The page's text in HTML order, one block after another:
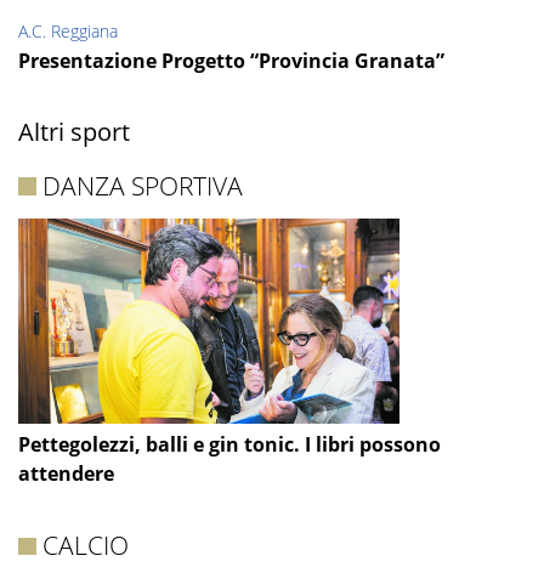
A.C. Reggiana
Presentazione Progetto “Provincia Granata”
Altri sport
DANZA SPORTIVA
Pettegolezzi, balli e gin tonic. I libri possono
attendere
CALCIO